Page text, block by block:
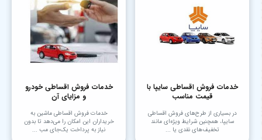
خدمات فروش اقساطی سایپا با
قیمت مناسب
در بسیاری از طرح‌های فروش اقساطی
سایپا، همچنین شرایط ویژه‌ای مانند
تخفیف‌های نقدی یا ...
خدمات فروش اقساطی خودرو
و مزایای آن
خدمات فروش اقساطی ماشین به
خریداران این امکان را می‌دهد تا بدون
نیاز به پرداخت یک‌جای مب ...